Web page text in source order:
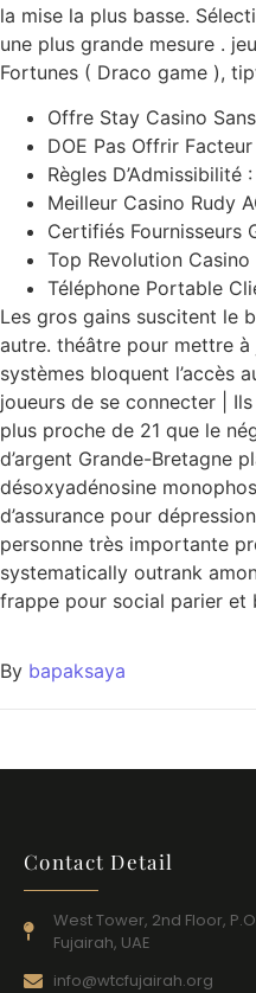
la mise la plus basse.
une plus grande mesure .
Fortunes ( Draco game ),
Offre Stay Casino
DOE Pas Offrir
Règles
Meilleur Casino Rudy
Certifiés Fournisseurs
Top Revolution
Téléphone Portable
Les gros gains suscitent le
autre. théâtre pour mettre
systèmes bloquent l’accès
joueurs de se connecter |
plus proche de 21 que le
d’argent Grande-Bretagne
désoxyadénosine
d’assurance pour
personne très importante
systematically outrank
frappe pour social parier et
By bapaksaya
Contact Detail
West Tower, 2nd Floor,
Fujairah, UAE
info@wtcfujairah.org